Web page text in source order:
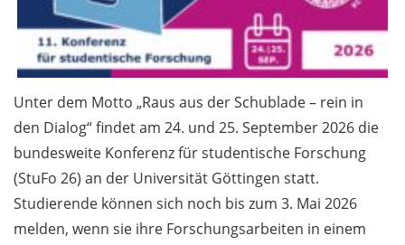
Unter dem Motto „Raus aus der Schublade – rein in
den Dialog“ findet am 24. und 25. September 2026 die
bundesweite Konferenz für studentische Forschung
(StuFo 26) an der Universität Göttingen statt.
Studierende können sich noch bis zum 3. Mai 2026
melden, wenn sie ihre Forschungsarbeiten in einem